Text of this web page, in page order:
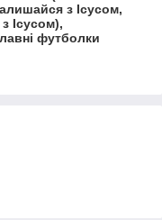
з Ісусом,
з Ісусом),
футболки